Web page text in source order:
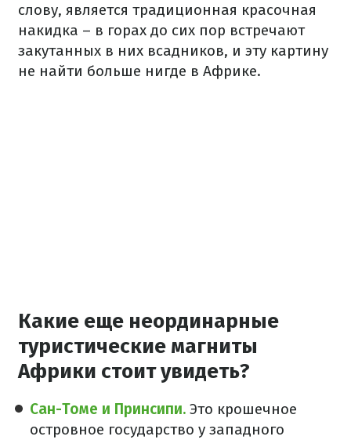
слову, является традиционная красочная
накидка – в горах до сих пор встречают
закутанных в них всадников, и эту картину
не найти больше нигде в Африке.
Какие еще неординарные
туристические магниты
Африки стоит увидеть?
Сан-Томе и Принсипи. Это крошечное
островное государство у западного